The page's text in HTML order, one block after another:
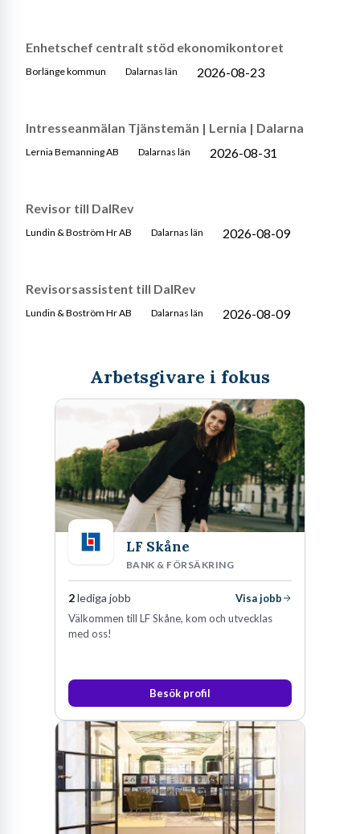
Enhetschef centralt stöd ekonomikontoret
Borlänge kommun Dalarnas län 2026-08-23
Intresseanmälan Tjänstemän | Lernia | Dalarna
Lernia Bemanning AB Dalarnas län 2026-08-31
Revisor till DalRev
Lundin & Boström Hr AB Dalarnas län 2026-08-09
Revisorsassistent till DalRev
Lundin & Boström Hr AB Dalarnas län 2026-08-09
Arbetsgivare i fokus
LF Skåne
BANK & FÖRSÄKRING
2lediga jobb
Visa jobb
Välkommen till LF Skåne, kom och utvecklas
med oss!
Besök profil